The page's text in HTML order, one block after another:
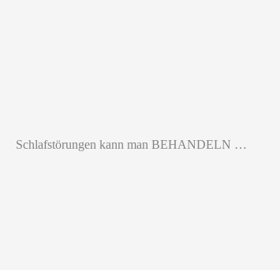
Schlafstörungen kann man BEHANDELN …